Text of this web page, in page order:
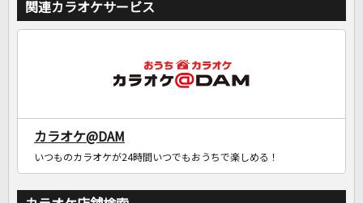
関連カラオケサービス
カラオケ@DAM
いつものカラオケが24時間いつでもおうちで楽しめる！